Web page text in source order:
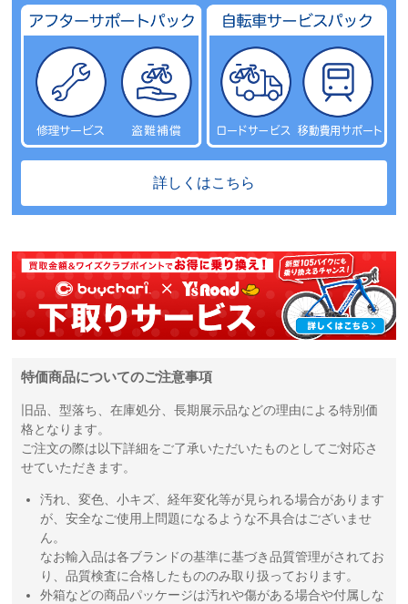
詳しくはこちら
特価商品についてのご注意事項
旧品、型落ち、在庫処分、長期展示品などの理由による特別価
格となります。
ご注文の際は以下詳細をご了承いただいたものとしてご対応さ
せていただきます。
汚れ、変色、小キズ、経年変化等が見られる場合があります
が、安全なご使用上問題になるような不具合はございませ
ん。
なお輸入品は各ブランドの基準に基づき品質管理がされてお
り、品質検査に合格したもののみ取り扱っております。
外箱などの商品パッケージは汚れや傷がある場合や付属しな